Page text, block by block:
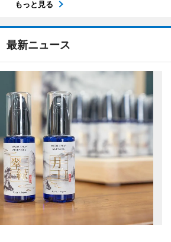
もっと見る
最新ニュース